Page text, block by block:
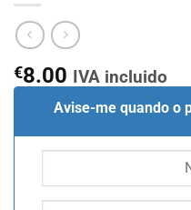
€8.00 IVA incluido
Avise-me quando o